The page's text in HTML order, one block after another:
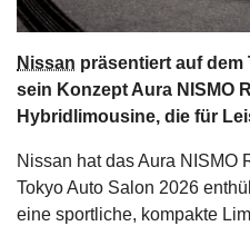
Nissan präsentiert auf dem
sein Konzept Aura NISMO
Hybridlimousine, die für
Nissan hat das Aura NISMO
Tokyo Auto Salon 2026
eine sportliche, kompakte